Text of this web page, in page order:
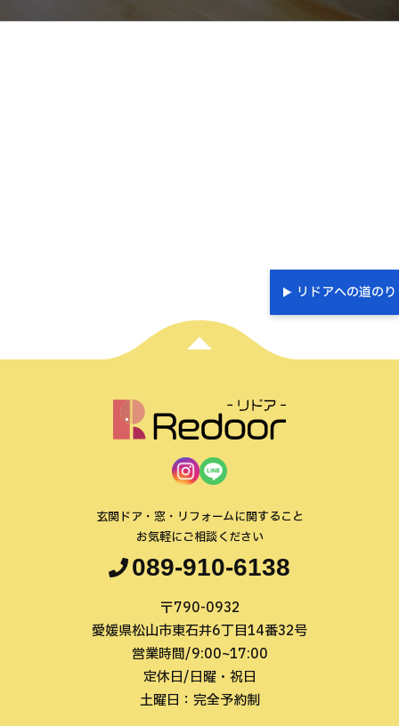
リドアへの道のり
玄関ドア・窓・リフォームに関すること
お気軽にご相談ください
089-910-6138
〒790-0932
愛媛県松山市東石井6丁目14番32号
営業時間/9:00~17:00
定休日/日曜・祝日
土曜日：完全予約制